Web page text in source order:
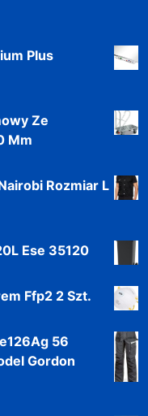
Plus
Ze
Mm
Rozmiar L
Ese 35120
Ffp2 2 Szt.
56
Gordon